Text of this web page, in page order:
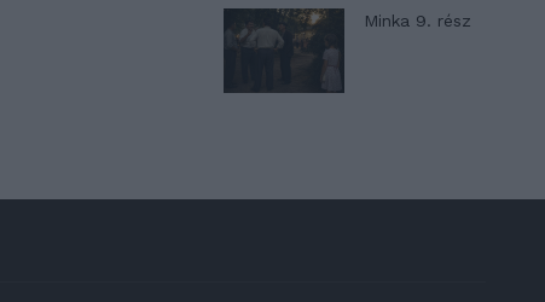
Minka 9. rész